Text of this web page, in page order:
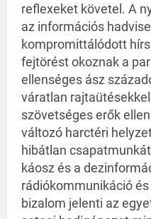
reflexeket követel. A
az információs
kompromittálódott
fejtörést okoznak a
ellenséges ász
váratlan
szövetséges erők
változó harctéri
hibátlan
káosz és a
rádiókommunikáció
bizalom jelenti az